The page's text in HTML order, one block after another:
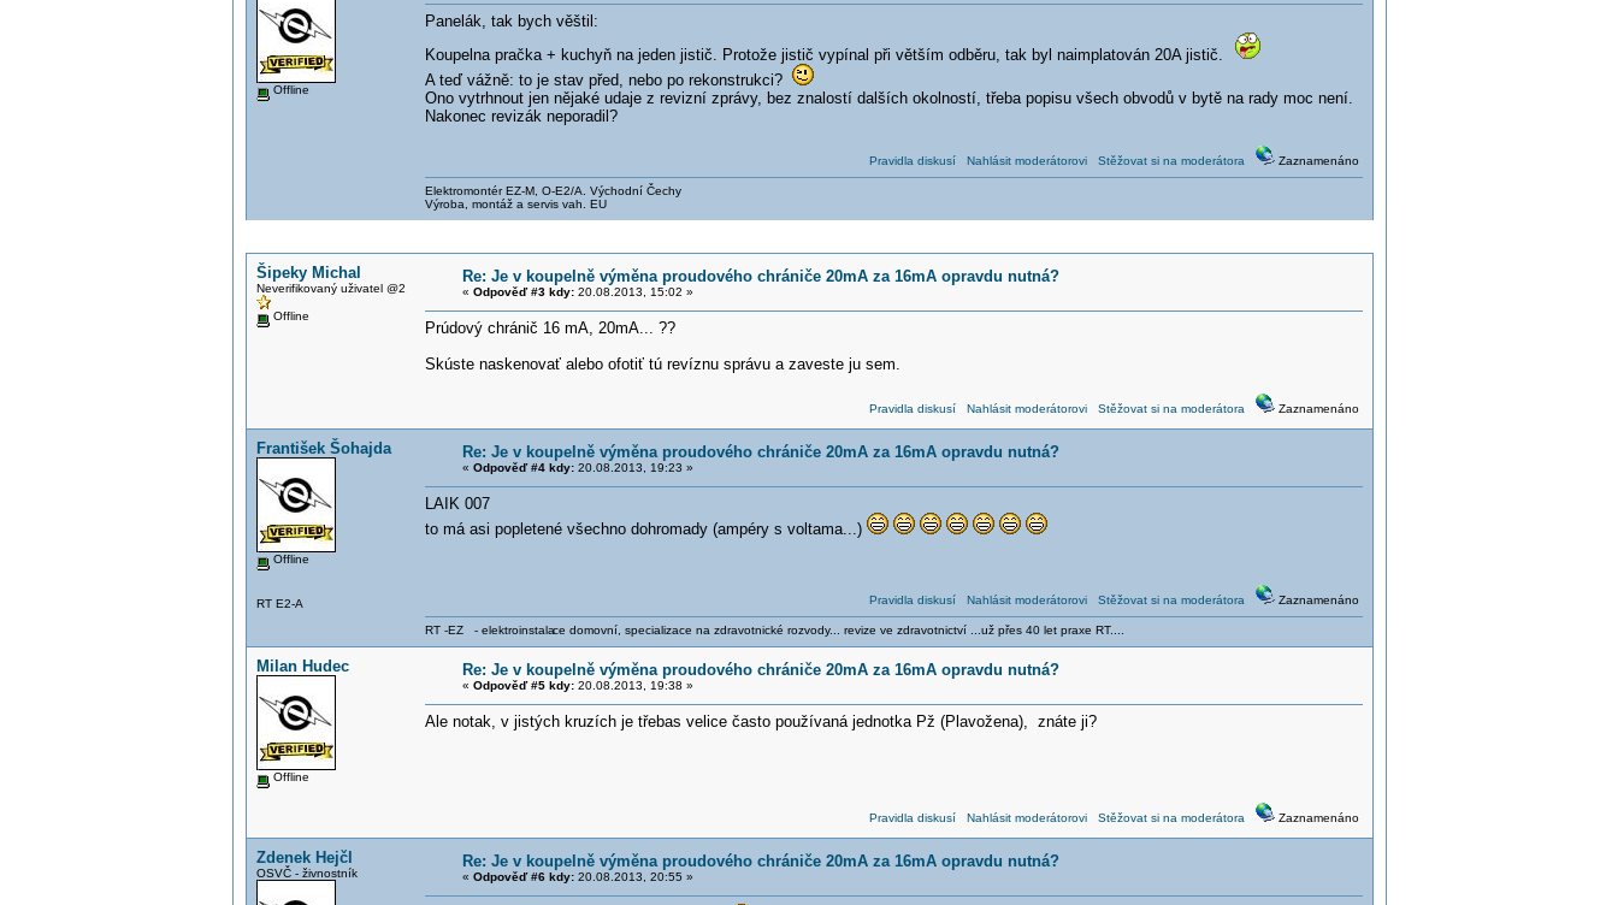
Offline
Panelák, tak bych věštil:
Koupelna pračka + kuchyň na jeden jistič. Protože jistič vypínal při větším odběru, tak byl naimplatován 20A jistič.
A teď vážně: to je stav před, nebo po rekonstrukci?
Ono vytrhnout jen nějaké udaje z revizní zprávy, bez znalostí dalších okolností, třeba popisu všech obvodů v bytě na rady moc není.
Nakonec revizák neporadil?
Pravidla diskusí Nahlásit moderátorovi Stěžovat si na moderátora Zaznamenáno
Elektromontér EZ-M, O-E2/A. Východní Čechy
Výroba, montáž a servis vah. EU
Šipeky Michal
Neverifikovaný uživatel @2
Offline
Re: Je v koupelně výměna proudového chrániče 20mA za 16mA opravdu nutná?
« Odpověď #3 kdy:20.08.2013, 15:02 »
Prúdový chránič 16 mA, 20mA... ??
Skúste naskenovať alebo ofotiť tú revíznu správu a zaveste ju sem.
Pravidla diskusí Nahlásit moderátorovi Stěžovat si na moderátora Zaznamenáno
František Šohajda
Offline
RT E2-A
Re: Je v koupelně výměna proudového chrániče 20mA za 16mA opravdu nutná?
« Odpověď #4 kdy:20.08.2013, 19:23 »
LAIK 007
to má asi popletené všechno dohromady (ampéry s voltama...)
Pravidla diskusí Nahlásit moderátorovi Stěžovat si na moderátora Zaznamenáno
RT -EZ - elektroinstalace domovní, specializace na zdravotnické rozvody... revize ve zdravotnictví ...už přes 40 let praxe RT....
Milan Hudec
Offline
Re: Je v koupelně výměna proudového chrániče 20mA za 16mA opravdu nutná?
« Odpověď #5 kdy:20.08.2013, 19:38 »
Ale notak, v jistých kruzích je třebas velice často používaná jednotka Pž (Plavožena), znáte ji?
Pravidla diskusí Nahlásit moderátorovi Stěžovat si na moderátora Zaznamenáno
Zdenek Hejčl
OSVČ - živnostník
Re: Je v koupelně výměna proudového chrániče 20mA za 16mA opravdu nutná?
« Odpověď #6 kdy:20.08.2013, 20:55 »